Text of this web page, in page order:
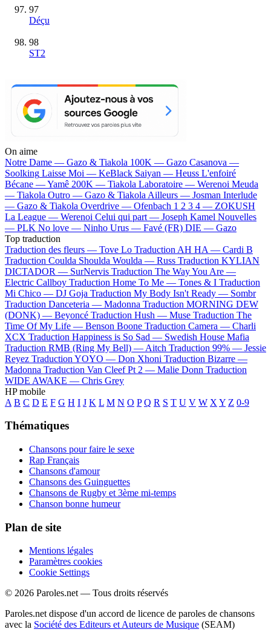
97
Déçu
98
ST2
On aime
Notre Dame — Gazo & Tiakola 100K — Gazo Casanova —
Soolking Laisse Moi — KeBlack Saiyan — Heuss L'enfoiré
Bécane —Yamê 200K — Tiakola Laboratoire — Werenoi Meuda
— Tiakola Outro — Gazo & Tiakola Ailleurs — Josman Interlude
— Gazo & Tiakola Overdrive — Ofenbach 1 2 3 4 — ZOKUSH
La League — Werenoi Celui qui part — Joseph Kamel Nouvelles
— PLK No love — Ninho Urus — Favé (FR) DIE — Gazo
Top traduction
Traduction des fleurs — Tove Lo Traduction AH HA — Cardi B
Traduction Coulda Shoulda Woulda — Russ Traduction KYLIAN
DICTADOR — SurNervis Traduction The Way You Are —
Electric Callboy Traduction Home To Me — Tones & I Traduction
Mi Chico — DJ Goja Traduction My Body Isn't Ready — Sombr
Traduction Danceteria — Madonna Traduction MORNING DEW
(DONK) — Beyoncé Traduction Hush — Muse Traduction The
Time Of My Life — Benson Boone Traduction Camera — Charli
XCX Traduction Happiness is So Sad — Swedish House Mafia
Traduction RMB (Ring My Bell) — Aitch Traduction 99% — Jessie
Reyez Traduction YOYO — Don Xhoni Traduction Bizarre —
Madonna Traduction Van Cleef Pt 2 — Malie Donn Traduction
WIDE AWAKE — Chris Grey
HP mobile
A B C D E F G H I J K L M N O P Q R S T U V W X Y Z 0-9
Thématiques
Chansons pour faire le sexe
Rap Français
Chansons d'amour
Chansons des Guinguettes
Chansons de Rugby et 3ème mi-temps
Chanson bonne humeur
Plan de site
Mentions légales
Paramètres cookies
Cookie Settings
© 2026 Paroles.net — Tous droits réservés
Paroles.net dispose d'un accord de licence de paroles de chansons
avec la Société des Editeurs et Auteurs de Musique (SEAM)